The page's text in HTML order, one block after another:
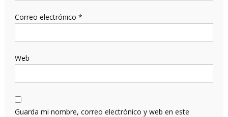
Correo electrónico *
Web
Guarda mi nombre, correo electrónico y web en este